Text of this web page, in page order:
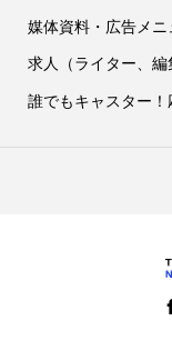
媒体資料・広告メニ
求人（ライター、編
誰でもキャスター！